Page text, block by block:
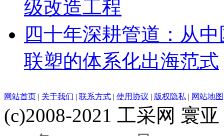
级改造工程
四十年深耕管道：从
联塑的体系化出海范式
网站首页 | 关于我们 | 联系方式 | 使用协议 | 版权隐私 | 网站地图
(c)2008-2021 工采网 寰